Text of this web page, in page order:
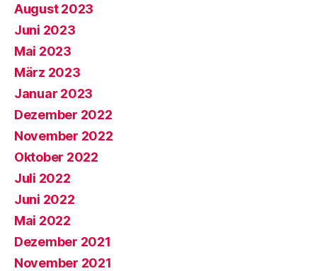
August 2023
Juni 2023
Mai 2023
März 2023
Januar 2023
Dezember 2022
November 2022
Oktober 2022
Juli 2022
Juni 2022
Mai 2022
Dezember 2021
November 2021